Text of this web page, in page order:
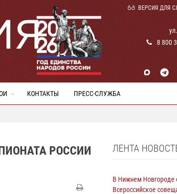
ВЕРСИЯ ДЛЯ
8 800
КОНТАКТЫ ПРЕСС-СЛУЖБА
РОССИИ
ЛЕНТА
В Нижнем Новгороде
Всероссийское